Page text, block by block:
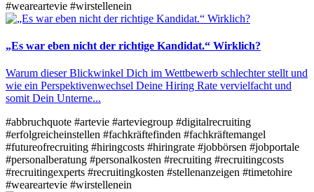
#weareartevie #wirstellenein
„Es war eben nicht der richtige Kandidat.“ Wirklich?
Warum dieser Blickwinkel Dich im Wettbewerb schlechter stellt und
wie ein Perspektivenwechsel Deine Hiring Rate vervielfacht und
somit Dein Unterne...
#abbruchquote #artevie #arteviegroup #digitalrecruiting
#erfolgreicheinstellen #fachkräftefinden #fachkräftemangel
#futureofrecruiting #hiringcosts #hiringrate #jobbörsen #jobportale
#personalberatung #personalkosten #recruiting #recruitingcosts
#recruitingexperts #recruitingkosten #stellenanzeigen #timetohire
#weareartevie #wirstellenein